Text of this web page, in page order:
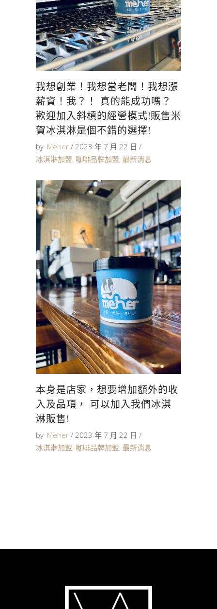
我想創業！我想當老闆！我想漲
薪資！我？！ 真的能成功嗎？
歡迎加入斜槓的經營模式!販售米
賀冰淇淋是個不錯的選擇!
by Meher
2023 年 7 月 22 日
冰淇淋加盟, 咖啡品牌加盟, 最新消息
本身是店家，想要增加額外的收
入及品項， 可以加入我們冰淇
淋販售!
by Meher
2023 年 7 月 22 日
冰淇淋加盟, 咖啡品牌加盟, 最新消息